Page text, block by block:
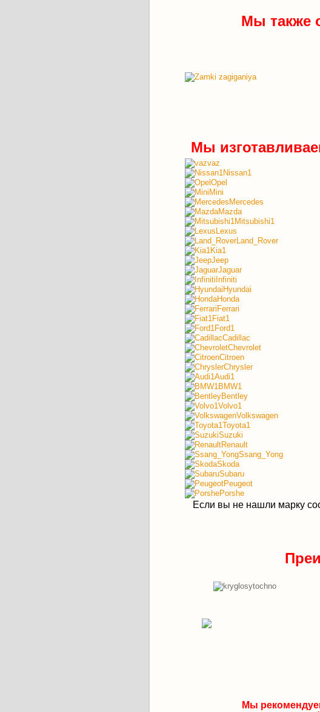
Мы также
Мы
vaz
Nissan1
Opel
Mini
Mercedes
Mazda
Mitsubishi1
Lexus
Land_Rover
Kia1
Jeep
Jaguar
Infiniti
Hyundai
Honda
Ferrari
Fiat1
Ford1
Cadillac
Chevrolet
Citroen
Chrysler
Audi1
BMW1
Bentley
Volvo1
Volkswagen
Toyota1
Suzuki
Renault
Ssang_Yong
Skoda
Subaru
Peugeot
Porshe
Если вы не нашли марку
Мы